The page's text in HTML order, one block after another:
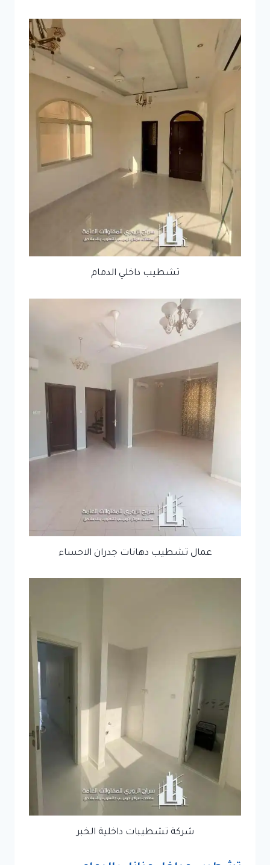
تشطيب داخلي الدمام
عمال تشطيب دهانات جدران الاحساء
شركة تشطيبات داخلية الخبر